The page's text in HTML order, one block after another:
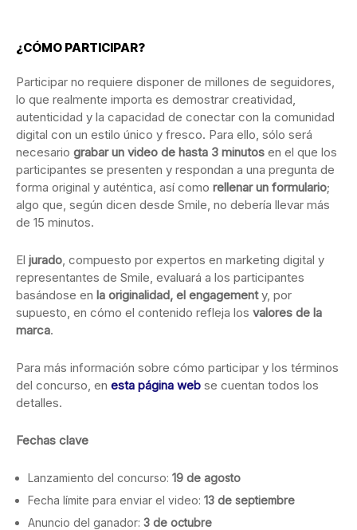
¿CÓMO PARTICIPAR?
Participar no requiere disponer de millones de seguidores,
lo que realmente importa es demostrar creatividad,
autenticidad y la capacidad de conectar con la comunidad
digital con un estilo único y fresco. Para ello, sólo será
necesario grabar un video de hasta 3 minutos en el que los
participantes se presenten y respondan a una pregunta de
forma original y auténtica, así como rellenar un formulario;
algo que, según dicen desde Smile, no debería llevar más
de 15 minutos.
El jurado , compuesto por expertos en marketing digital y
representantes de Smile, evaluará a los participantes
basándose en la originalidad, el engagementy, por
supuesto, en cómo el contenido refleja los valores de la
marca.
Para más información sobre cómo participar y los términos
del concurso, en esta página web se cuentan todos los
detalles.
Fechas clave
Lanzamiento del concurso: 19 de agosto
Fecha límite para enviar el video: 13 de septiembre
Anuncio del ganador: 3 de octubre